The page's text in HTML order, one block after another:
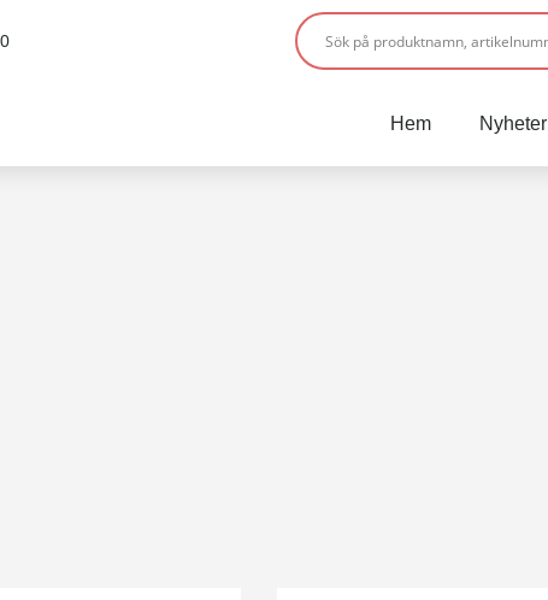
Hem Nyheter